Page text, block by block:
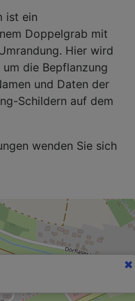
ist ein
Doppelgrab mit
Hier wird
die Bepflanzung
und Daten der
Schildern auf dem
wenden Sie sich